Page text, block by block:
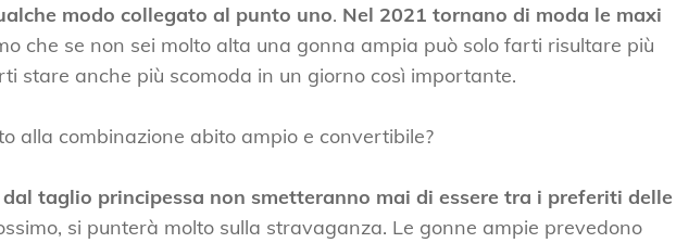
modo collegato al punto uno. Nel 2021 tornano di moda le maxi
che se non sei molto alta una gonna ampia può solo farti risultare più
stare anche più scomoda in un giorno così importante.
alla combinazione abito ampio e convertibile?
taglio principessa non smetteranno mai di essere tra i preferiti delle
si punterà molto sulla stravaganza. Le gonne ampie prevedono